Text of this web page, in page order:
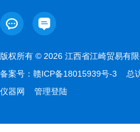
版权所有 © 2026 江西省江崎贸易有
备案号： 赣ICP备18015939号-3 总
仪器网
管理登陆